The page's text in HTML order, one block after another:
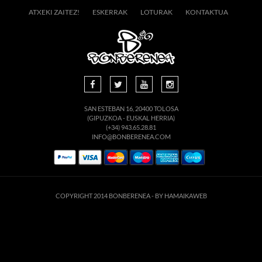
ATXEKI ZAITEZ! ESKERRAK LOTURAK KONTAKTUA
SAN ESTEBAN 16, 20400 TOLOSA
(GIPUZKOA - EUSKAL HERRIA)
(+34) 943.65.28.81
INFO@BONBERENEA.COM
COPYRIGHT 2014 BONBERENEA - BY HAMAIKAWEB